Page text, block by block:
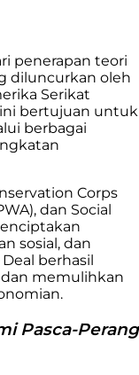
penerapan teori
diluncurkan oleh
Serikat
ini bertujuan untuk
berbagai
Corps
dan Social
sosial, dan
berhasil
memulihkan
Pasca-Perang